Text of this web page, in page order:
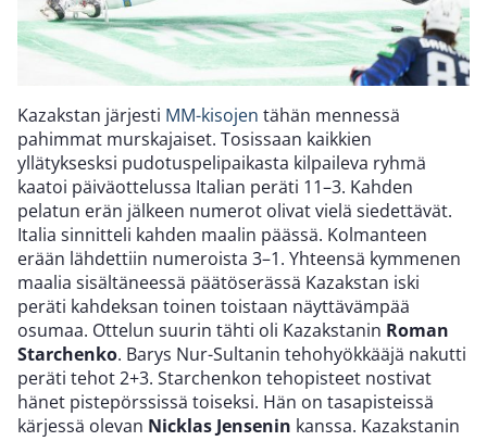
Kazakstan järjesti MM-kisojen tähän mennessä
pahimmat murskajaiset. Tosissaan kaikkien
yllätyksesksi pudotuspelipaikasta kilpaileva ryhmä
kaatoi päiväottelussa Italian peräti 11–3. Kahden
pelatun erän jälkeen numerot olivat vielä siedettävät.
Italia sinnitteli kahden maalin päässä. Kolmanteen
erään lähdettiin numeroista 3–1. Yhteensä kymmenen
maalia sisältäneessä päätöserässä Kazakstan iski
peräti kahdeksan toinen toistaan näyttävämpää
osumaa. Ottelun suurin tähti oli Kazakstanin Roman
Starchenko. Barys Nur-Sultanin tehohyökkääjä nakutti
peräti tehot 2+3. Starchenkon tehopisteet nostivat
hänet pistepörssissä toiseksi. Hän on tasapisteissä
kärjessä olevan Nicklas Jensenin kanssa. Kazakstanin